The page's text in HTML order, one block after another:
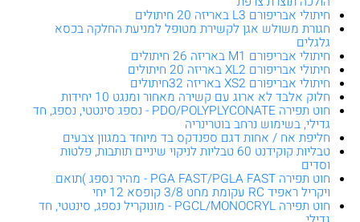
חיתולי אבריפורם L3 באריזה 20 חיתולים
חגורת משולש אגן לקשירת מטופל למניעת החלקה בכסא
גלגלים
חיתולי אבריפורם M1 באריזה 26 חיתולים
חיתולי אבריפורם XL2 באריזה 20 חיתולים
חיתולי אבריפורם XS2 באריזה 32חיתולים
חלוק אלבד לא ארוג עם קשירה מאחור ומנגט 10 יחידות
חוט תפירה PDO/POLYPLYCONATE - נספג סינטטי, נספג, חד
גדילי, בשימוש נרחב בוטרינריה
חליפת אח / אחות דגם ספנדקס בד מיוחד במגוון צבעים
טבליות קוקידנט 60 טבליות לניקוי שיניים תותבות, פלטות
וסדים
חוט תפירה PGA FAST/PGLA FAST - מהיר נספג )תואם
ויקריל ראפיד RC עקומת מחט 3/8 קופסא 12 יחי
חוט תפירה PGCL/MONOCRYL - מונוקריל נספג, סינטטי, חד